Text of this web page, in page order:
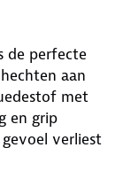
de perfecte
aan
met
en grip
verliest